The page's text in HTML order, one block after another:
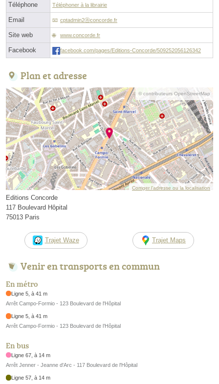
Téléphone Téléphoner à la librairie
Email cptadmin2ⓐconcorde.fr
Site web www.concorde.fr
Facebook facebook.com/pages/Editions-Concorde/509252056126342
Plan et adresse
© contributeurs OpenStreetMap
Corriger l’adresse ou la localisation
Editions Concorde
117 Boulevard Hôpital
75013 Paris
Trajet Waze Trajet Maps
Venir en transports en commun
En métro
Ligne 5, à 41 m
Arrêt Campo-Formio - 123 Boulevard de l'Hôpital
Ligne 5, à 41 m
Arrêt Campo-Formio - 123 Boulevard de l’Hôpital
En bus
Ligne 67, à 14 m
Arrêt Jenner - Jeanne d'Arc - 117 Boulevard de l'Hôpital
Ligne 57, à 14 m